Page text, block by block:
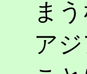
ま
ア